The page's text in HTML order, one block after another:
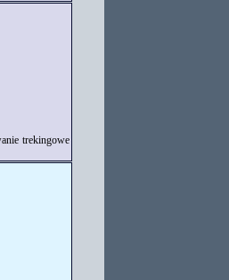
trekingowe